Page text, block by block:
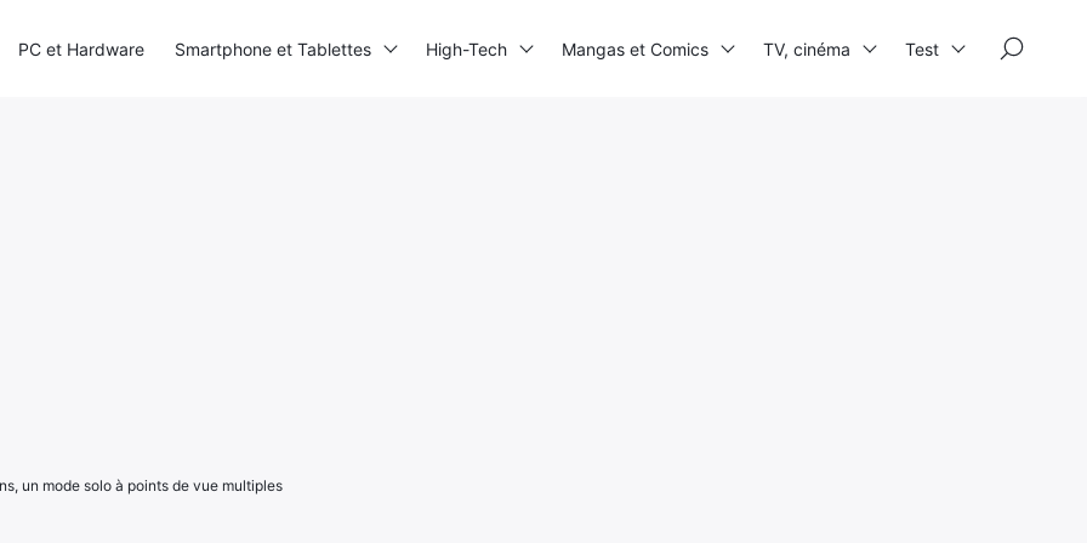
un mode solo à points de vue multiples
PC et Hardware Smartphone et Tablettes High-Tech Mangas et Comics TV, cinéma Test